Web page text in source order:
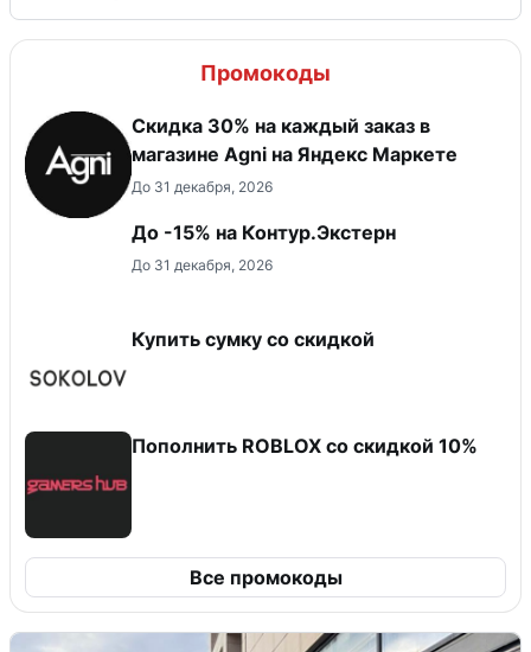
Промокоды
Скидка 30% на каждый заказ в
магазине Agni на Яндекс Маркете
До 31 декабря, 2026
До -15% на Контур.Экстерн
До 31 декабря, 2026
Купить сумку со скидкой
Пополнить ROBLOX со скидкой 10%
Все промокоды